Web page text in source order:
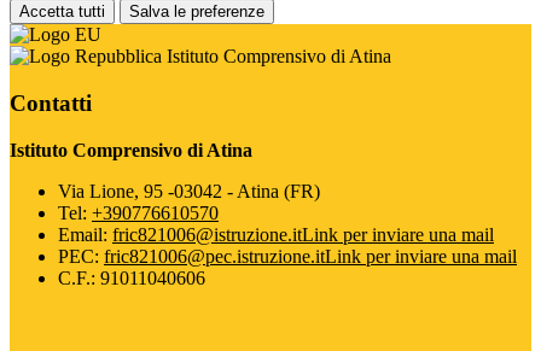
Accetta tutti Salva le preferenze
Istituto Comprensivo di Atina
Contatti
Istituto Comprensivo di Atina
Via Lione, 95 -03042 - Atina (FR)
Tel: +390776610570
Email: fric821006@istruzione.itLink per inviare una mail
PEC: fric821006@pec.istruzione.itLink per inviare una mail
C.F.: 91011040606